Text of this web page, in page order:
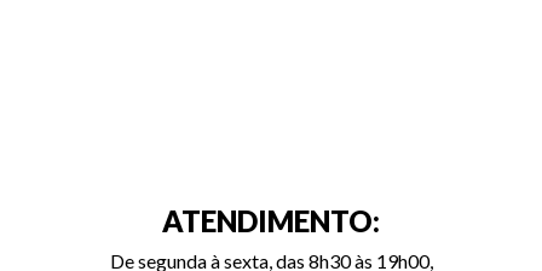
ATENDIMENTO:
De segunda à sexta, das 8h30 às 19h00,